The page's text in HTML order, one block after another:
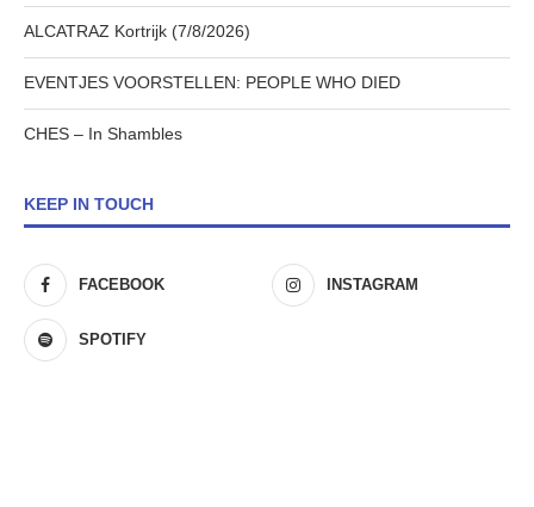
ALCATRAZ Kortrijk (7/8/2026)
EVENTJES VOORSTELLEN: PEOPLE WHO DIED
CHES – In Shambles
KEEP IN TOUCH
FACEBOOK INSTAGRAM
SPOTIFY